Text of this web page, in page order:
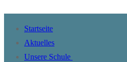
Startseite
Aktuelles
Unsere Schule